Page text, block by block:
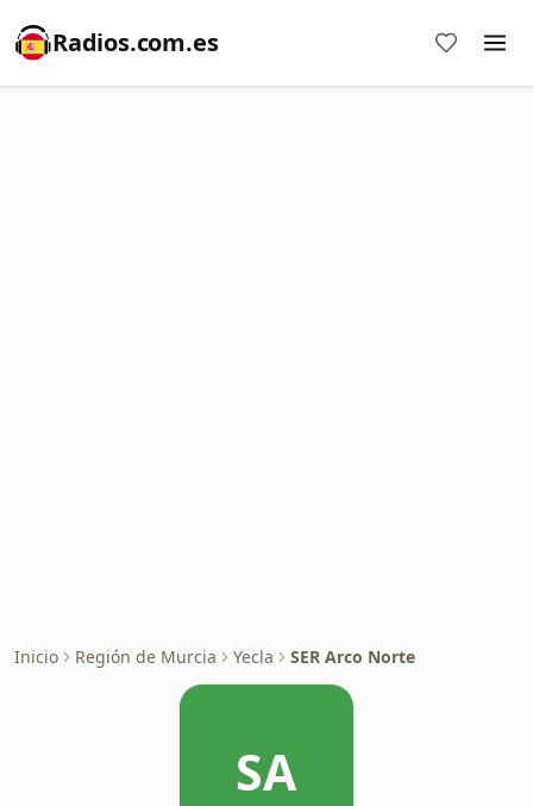
Radios.com.es
Inicio Región de Murcia Yecla SER Arco Norte
SA